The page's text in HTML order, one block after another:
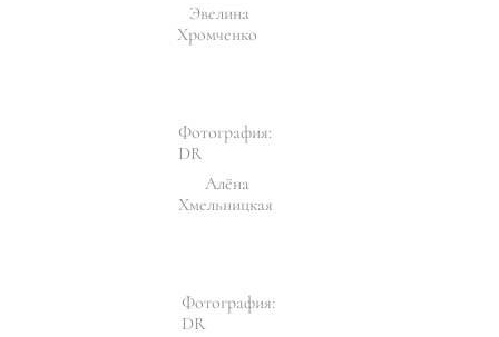
Эвелина
Хромченко
Фотография:
DR
Алёна
Хмельницкая
Фотография:
DR